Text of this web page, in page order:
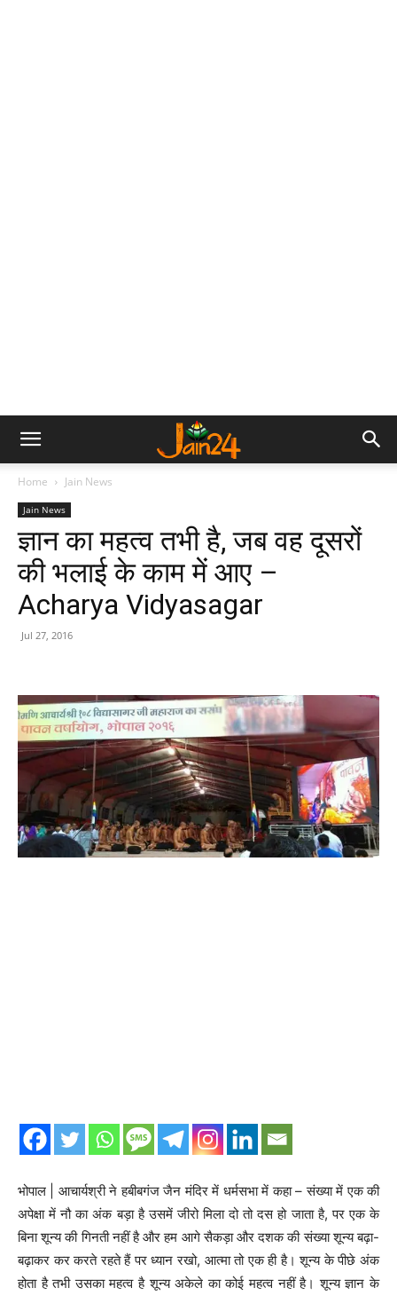
Home Jain News
Jain News
ज्ञान का महत्व तभी है, जब वह दूसरों
की भलाई के काम में आए –
Acharya Vidyasagar
Jul 27, 2016
भोपाल | आचार्यश्री ने हबीबगंज जैन मंदिर में धर्मसभा में कहा – संख्या में एक की
अपेक्षा में नौ का अंक बड़ा है उसमें जीरो मिला दो तो दस हो जाता है, पर एक के
बिना शून्य की गिनती नहीं है और हम आगे सैकड़ा और दशक की संख्या शून्य बढ़ा-
बढ़ाकर कर करते रहते हैं पर ध्यान रखो, आत्मा तो एक ही है। शून्य के पीछे अंक
होता है तभी उसका महत्व है शून्य अकेले का कोई महत्व नहीं है। शून्य ज्ञान के